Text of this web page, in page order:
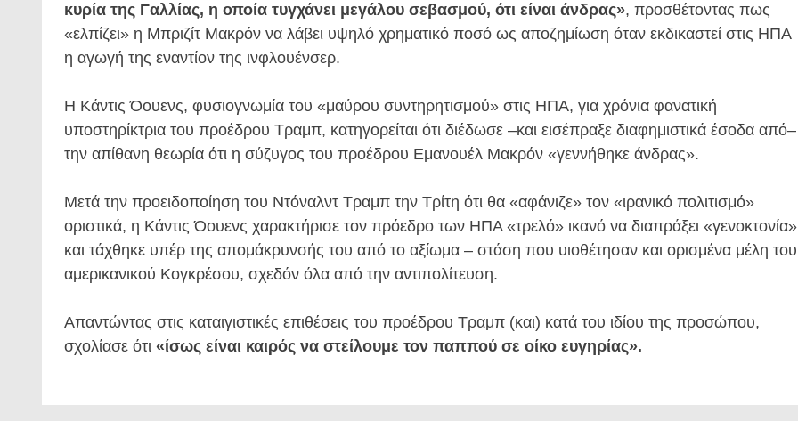
κυρία της Γαλλίας, η οποία τυγχάνει μεγάλου σεβασμού, ότι είναι άνδρας», προσθέτοντας πως
«ελπίζει» η Μπριζίτ Μακρόν να λάβει υψηλό χρηματικό ποσό ως αποζημίωση όταν εκδικαστεί στις ΗΠΑ
η αγωγή της εναντίον της ινφλουένσερ.
Η Κάντις Όουενς, φυσιογνωμία του «μαύρου συντηρητισμού» στις ΗΠΑ, για χρόνια φανατική
υποστηρίκτρια του προέδρου Τραμπ, κατηγορείται ότι διέδωσε –και εισέπραξε διαφημιστικά έσοδα από–
την απίθανη θεωρία ότι η σύζυγος του προέδρου Εμανουέλ Μακρόν «γεννήθηκε άνδρας».
Μετά την προειδοποίηση του Ντόναλντ Τραμπ την Τρίτη ότι θα «αφάνιζε» τον «ιρανικό πολιτισμό»
οριστικά, η Κάντις Όουενς χαρακτήρισε τον πρόεδρο των ΗΠΑ «τρελό» ικανό να διαπράξει «γενοκτονία»
και τάχθηκε υπέρ της απομάκρυνσής του από το αξίωμα – στάση που υιοθέτησαν και ορισμένα μέλη του
αμερικανικού Κογκρέσου, σχεδόν όλα από την αντιπολίτευση.
Απαντώντας στις καταιγιστικές επιθέσεις του προέδρου Τραμπ (και) κατά του ιδίου της προσώπου,
σχολίασε ότι «ίσως είναι καιρός να στείλουμε τον παππού σε οίκο ευγηρίας».